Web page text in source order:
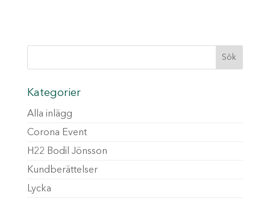
Kategorier
Alla inlägg
Corona Event
H22 Bodil Jönsson
Kundberättelser
Lycka